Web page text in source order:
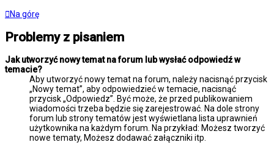
Na górę
Problemy z pisaniem
Jak utworzyć nowy temat na forum lub wysłać odpowiedź w
temacie?
Aby utworzyć nowy temat na forum, należy nacisnąć przycisk
„Nowy temat”, aby odpowiedzieć w temacie, nacisnąć
przycisk „Odpowiedz”. Być może, że przed publikowaniem
wiadomości trzeba będzie się zarejestrować. Na dole strony
forum lub strony tematów jest wyświetlana lista uprawnień
użytkownika na każdym forum. Na przykład: Możesz tworzyć
nowe tematy, Możesz dodawać załączniki itp.